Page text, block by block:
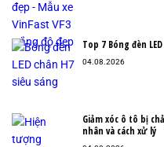
Top 7 Bóng đèn
04.08.2026
Giảm xóc ô tô bị
nhân và cách xử lý